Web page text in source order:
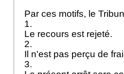
Par ces motifs, le
1.
Le recours est rejeté.
2.
Il n'est pas perçu de
3.